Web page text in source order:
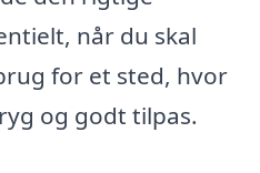
når du skal
for et sted, hvor
og godt tilpas.